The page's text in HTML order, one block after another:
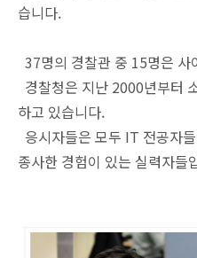
습니다.
37명의 경찰관 중 15명은
경찰청은 지난 2000년부터
하고 있습니다.
응시자들은 모두 IT 전공자
종사한 경험이 있는 실력자들